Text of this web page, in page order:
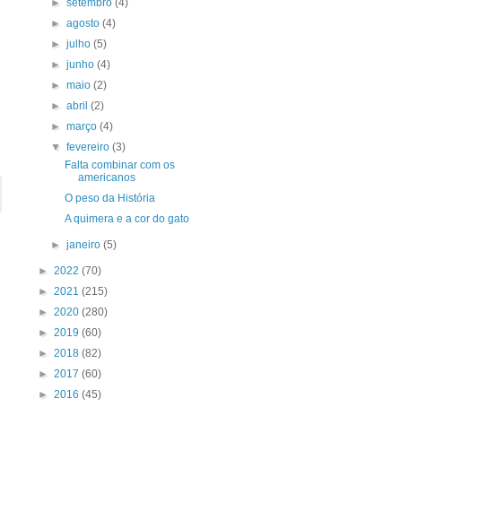
►agosto(4)
►julho(5)
►junho(4)
►maio(2)
►abril(2)
►março(4)
▼fevereiro(3)
Falta combinar com os
americanos
O peso da História
A quimera e a cor do gato
►janeiro(5)
► 2022 (70)
► 2021 (215)
► 2020 (280)
► 2019 (60)
► 2018 (82)
► 2017 (60)
► 2016 (45)